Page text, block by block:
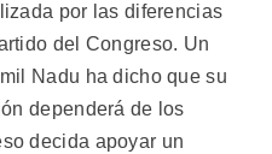
por las diferencias
del Congreso. Un
Nadu ha dicho que su
dependerá de los
decida apoyar un